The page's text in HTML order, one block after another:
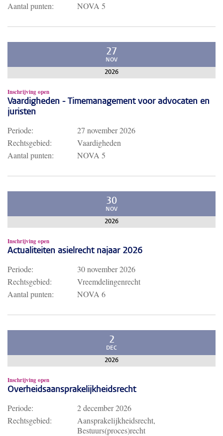
Aantal punten:
NOVA 5
27
NOV
2026
Inschrijving open
Vaardigheden - Timemanagement voor advocaten en
juristen
Periode:
27 november 2026
Rechtsgebied:
Vaardigheden
Aantal punten:
NOVA 5
30
NOV
2026
Inschrijving open
Actualiteiten asielrecht najaar 2026
Periode:
30 november 2026
Rechtsgebied:
Vreemdelingenrecht
Aantal punten:
NOVA 6
2
DEC
2026
Inschrijving open
Overheidsaansprakelijkheidsrecht
Periode:
2 december 2026
Rechtsgebied:
Aansprakelijkheidsrecht,
Bestuurs(proces)recht